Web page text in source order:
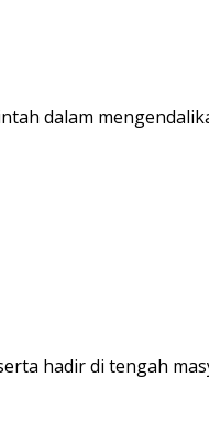
dalam
hadir di tengah